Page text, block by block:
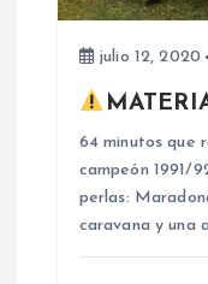
julio 12, 2020
64 minutos que
campeón 1991/
perlas:
caravana y una